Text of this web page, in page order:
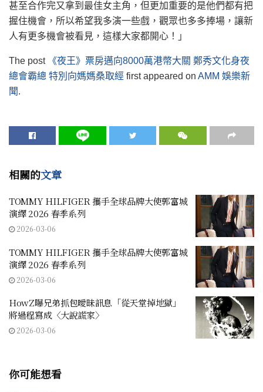
甚至合作完又拿到最佳女主角，但更加重要的是他們都有把
握住機會，所以希望我多演一些戲，觀眾也多多捧場，讓新
人有更多機會被看見，這樣大家都開心！」
The post
《夜王》票房邁向8000萬港幣大關 鄭秀文化身夜
總會霸總 特別向媽媽桑取經 first appeared on AMM 娛樂新
聞.
相關的文章
TOMMY HILFIGER 攜手全球品牌大使郭富城
演繹 2026 春季系列
2026-03-06
TOMMY HILFIGER 攜手全球品牌大使郭富城
演繹 2026 春季系列
2026-03-06
HowZ曝兄弟抓包曖昧訊息「從天堂掉地獄」
將過程寫成〈大說謊家〉
2026-03-06
你可能想看